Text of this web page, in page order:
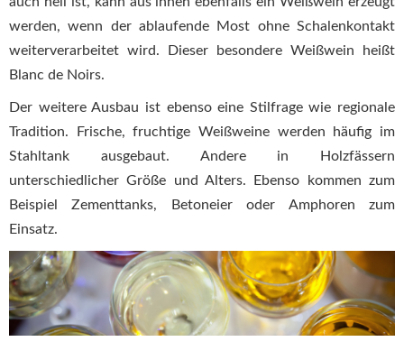
werden, wenn der ablaufende Most ohne Schalenkontakt
weiterverarbeitet wird. Dieser besondere Weißwein heißt
Blanc de Noirs.
Der weitere Ausbau ist ebenso eine Stilfrage wie regionale
Tradition. Frische, fruchtige Weißweine werden häufig im
Stahltank ausgebaut. Andere in Holzfässern
unterschiedlicher Größe und Alters. Ebenso kommen zum
Beispiel Zementtanks, Betoneier oder Amphoren zum
Einsatz.